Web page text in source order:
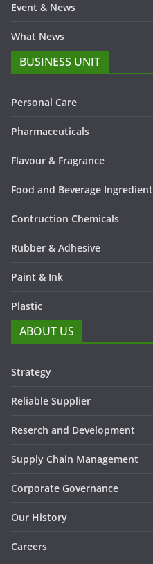
Event & News
What News
BUSINESS UNIT
Personal Care
Pharmaceuticals
Flavour & Fragrance
Food and Beverage Ingredient
Contruction Chemicals
Rubber & Adhesive
Paint & Ink
Plastic
ABOUT US
Strategy
Reliable Supplier
Reserch and Development
Supply Chain Management
Corporate Governance
Our History
Careers